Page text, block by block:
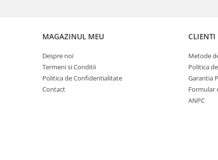
MAGAZINUL MEU
Despre noi
Termeni si Conditii
Politica de Confidentialitate
Contact
CLIENTI
Metode
Politica
Garantia
Formular
ANPC